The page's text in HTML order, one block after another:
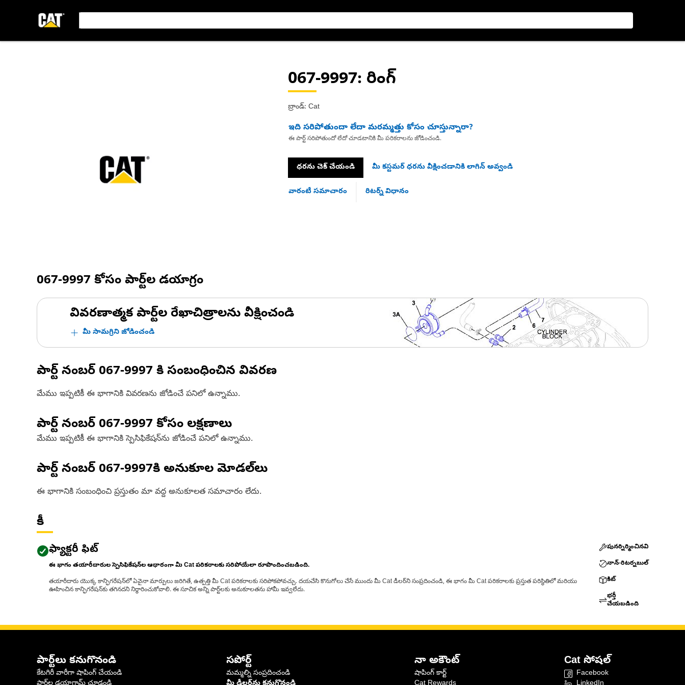
067-9997: రింగ్
బ్రాండ్: Cat
ఇది సరిపోతుందా లేదా మరమ్మత్తు కోసం చూస్తున్నారా?
ఈ పార్ట్ సరిపోతుందో లేదో చూడటానికి మీ పరికరాలను జోడించండి.
ధరను చెక్ చేయండి మీ కస్టమర్ ధరను వీక్షించడానికి లాగిన్ అవ్వండి
వారంటీ సమాచారం రిటర్న్ విధానం
067-9997 కోసం పార్ట్‌ల డయాగ్రం
వివరణాత్మక పార్ట్‌ల రేఖాచిత్రాలను వీక్షించండి
మీ సామగ్రిని జోడించండి
పార్ట్ నంబర్ 067-9997 కి సంబంధించిన వివరణ
మేము ఇప్పటికీ ఈ భాగానికి వివరణను జోడించే పనిలో ఉన్నాము.
పార్ట్ నంబర్ 067-9997 కోసం లక్షణాలు
మేము ఇప్పటికీ ఈ భాగానికి స్పెసిఫికేషన్‌ను జోడించే పనిలో ఉన్నాము.
పార్ట్ నంబర్ 067-9997కి అనుకూల మోడల్‌లు
ఈ భాగానికి సంబంధించి ప్రస్తుతం మా వద్ద అనుకూలత సమాచారం లేదు.
కీ
ఫ్యాక్టరీ ఫిట్
ఈ భాగం తయారీదారుల స్పెసిఫికేషన్‌ల ఆధారంగా మీ Cat పరికరాలకు సరిపోయేలా రూపొందించబడింది.
తయారీదారు యొక్క కాన్ఫిగరేషన్‌లో ఏవైనా మార్పులు జరిగితే, ఉత్పత్తి మీ Cat పరికరాలకు సరిపోకపోవచ్చు. దయచేసి కొనుగోలు చేసే ముందు మీ Cat డీలర్‌ని సంప్రదించండి, ఈ భాగం మీ Cat పరికరాలకు ప్రస్తుత పరిస్థితిలో మరియు
ఊహించిన కాన్ఫిగరేషన్‌కు తగినదని నిర్ధారించుకోవాలి. ఈ సూచిక అన్ని పార్ట్‌లకు అనుకూలతను హామీ ఇవ్వలేదు.
పునర్నిర్మించినవి
నాన్-రిటర్నబుల్
కిట్
భర్తీ
చేయబడింది
పార్ట్‌లు కనుగొనండి
కేటగిరీ వారీగా షాపింగ్ చేయండి
సపోర్ట్
మమ్మల్ని సంప్రదించండి
నా అకౌంట్
షాపింగ్ కార్ట్
Cat సోషల్
Facebook